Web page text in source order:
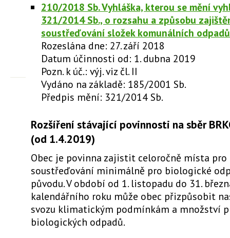
210/2018 Sb. Vyhláška, kterou se mění
321/2014 Sb., o rozsahu a způsobu
soustřeďování složek komunálních odpadů
Rozeslána dne: 27. září 2018
Datum účinnosti od: 1. dubna 2019
Pozn. k úč.: výj. viz čl. II
Vydáno na základě: 185/2001 Sb.
Předpis mění: 321/2014 Sb.
Rozšíření stávající povinnosti na sběr
(od 1.4.2019)
Obec je povinna zajistit celoročně místa pro
soustřeďování minimálně pro biologické
původu. V období od 1. listopadu do 31.
kalendářního roku může obec přizpůsobit
svozu klimatickým podmínkám a množství
biologických odpadů.